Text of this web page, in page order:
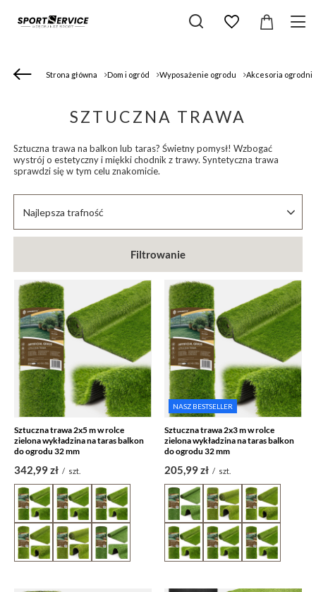
Strona główna Dom i ogród Wyposażenie ogrodu Akcesoria
SZTUCZNA TRAWA
Sztuczna trawa na balkon lub taras? Świetny pomysł! Wzbogać
wystrój o estetyczny i miękki chodnik z trawy. Syntetyczna trawa
sprawdzi się w tym celu znakomicie.
Zmień sortowanie
Najlepsza trafność
Filtrowanie
Sztuczna trawa 2x5 m w rolce
zielona wykładzina na taras balkon
do ogrodu 32 mm
342,99 zł / szt.
NASZ BESTSELLER
Sztuczna trawa 2x3 m w rolce
zielona wykładzina na taras balkon
do ogrodu 32 mm
205,99 zł / szt.